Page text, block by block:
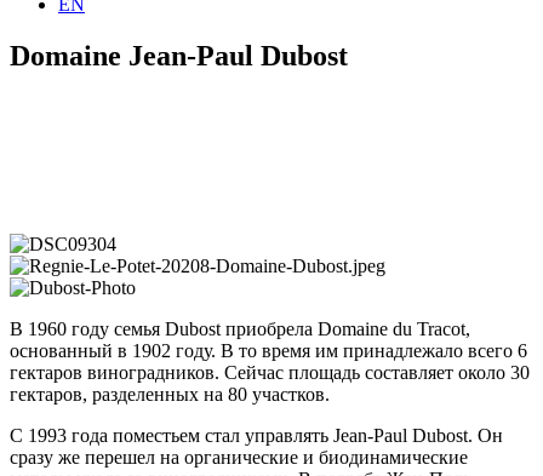
EN
Domaine Jean-Paul Dubost
В 1960 году семья Dubost приобрела Domaine du Tracot,
основанный в 1902 году. В то время им принадлежало всего 6
гектаров виноградников. Сейчас площадь составляет около 30
гектаров, разделенных на 80 участков.
С 1993 года поместьем стал управлять Jean-Paul Dubost. Он
сразу же перешел на органические и биодинамические